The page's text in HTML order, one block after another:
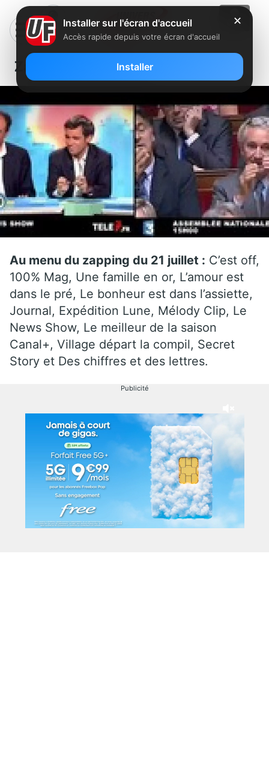
Zapping du 21 juillet
Au menu du zapping du 21 juillet : C’est off,
100% Mag, Une famille en or, L’amour est
dans le pré, Le bonheur est dans l’assiette,
Journal, Expédition Lune, Mélody Clip, Le
News Show, Le meilleur de la saison
Canal+, Village départ la compil, Secret
Story et Des chiffres et des lettres.
Publicité
✕
Installer sur l'écran d'accueil
Accès rapide depuis votre écran d'accueil
Installer